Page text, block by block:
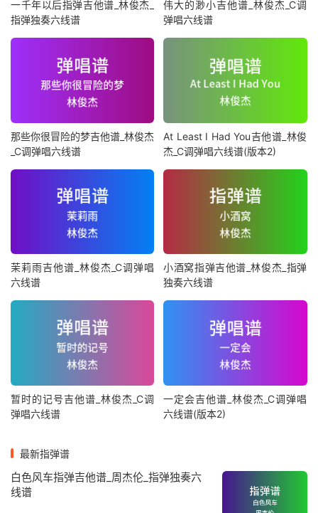
一千年以后指弹吉他谱_林俊杰_
指弹独奏六线谱
伟大的渺小吉他谱_林俊杰_C调
弹唱六线谱
那些你很冒险的梦吉他谱_林俊杰
_C调弹唱六线谱
At Least I Had You吉他谱_林俊
杰_C调弹唱六线谱(版本2)
茉莉雨吉他谱_林俊杰_C调弹唱
六线谱
小酒窝指弹吉他谱_林俊杰_指弹
独奏六线谱
暂时的记号吉他谱_林俊杰_C调
弹唱六线谱
一定会吉他谱_林俊杰_C调弹唱
六线谱(版本2)
最新指弹谱
白色风车指弹吉他谱_周杰伦_指弹独奏六
线谱